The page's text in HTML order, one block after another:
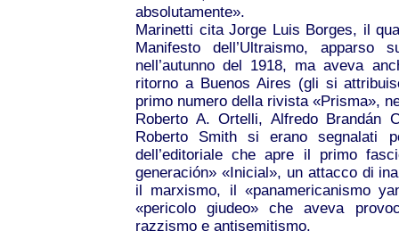
absolutamente».
Marinetti cita Jorge Luis Borges, il
Manifesto dell’Ultraismo, apparso
nell’autunno del 1918, ma aveva
ritorno a Buenos Aires (gli si
primo numero della rivista «Prisma»,
Roberto A. Ortelli, Alfredo Brandán
Roberto Smith si erano segnalati
dell’editoriale che apre il primo
generación» «Inicial», un attacco di
il marxismo, il «panamericanismo
«pericolo giudeo» che aveva
razzismo e antisemitismo.